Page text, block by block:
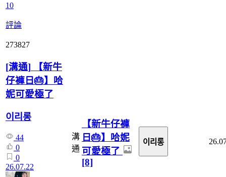
10
評論
273827
[溝通] 【新牛
仔褲日🎂】哈
妮可愛極了
이리롱
44
0
0
26.07.22
溝
通
【新牛仔褲
日🎂】哈妮
可愛極了
[8]
이리롱